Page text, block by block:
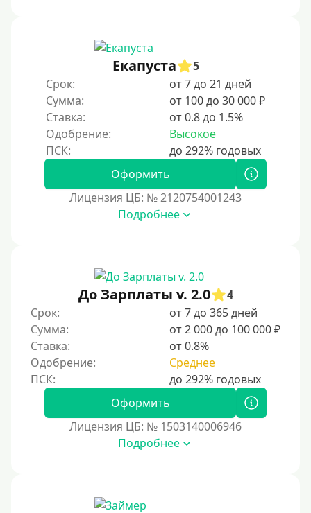
Под ПТС спецтехники
Под ПТС грузового автомобиля
Авто без ПТС
Цель
На Новый Год
Чтобы улучшить кредитную историю, важно
регулярно и своевременно погашать задолженности,
избегать просрочек и контролировать кредитный
рейтинг. Также полезно использовать кредитные
Для закрытия прочих кредитных обязательств
До зарплаты
Для ИП
Для бизнеса
Документы
По водительскому удостоверению
Екапуста
5
Срок:
от 7 до 21 дней
Сумма:
от 100 до 30 000 ₽
Ставка:
от 0.8 до 1.5%
Одобрение:
Высокое
Оформить
Лицензия ЦБ: № 2120754001243
Подробнее
До Зарплаты v. 2.0
4
Срок:
от 7 до 365 дней
Сумма:
от 2 000 до 100 000 ₽
Ставка:
от 0.8%
Одобрение:
Среднее
Оформить
Лицензия ЦБ: № 1503140006946
Подробнее